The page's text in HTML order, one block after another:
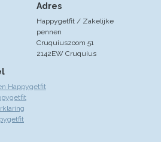
Happygetfit
Adres
Happygetfit / Zakelijke
pennen
Cruquiuszoom 51
2142EW Cruquius